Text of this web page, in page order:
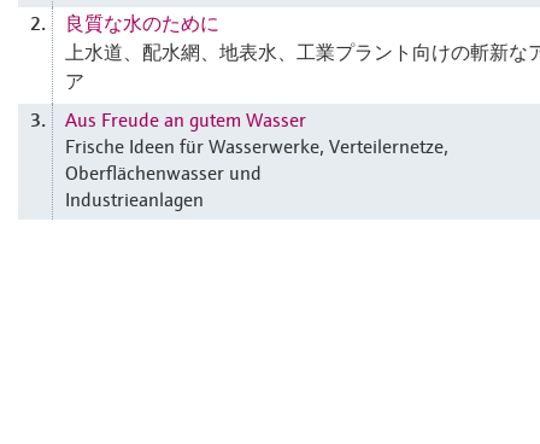
2.
良質な水のために
上水道、配水網、地表水、工業プラント向けの斬新な
ア
3.
Aus Freude an gutem Wasser
Frische Ideen für Wasserwerke, Verteilernetze,
Oberflächenwasser und
Industrieanlagen